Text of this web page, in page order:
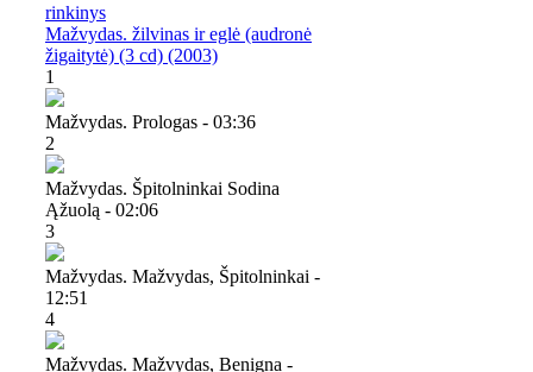
rinkinys
Mažvydas. žilvinas ir eglė (audronė
žigaitytė) (3 cd) (2003)
1
Mažvydas. Prologas - 03:36
2
Mažvydas. Špitolninkai Sodina
Ąžuolą - 02:06
3
Mažvydas. Mažvydas, Špitolninkai -
12:51
4
Mažvydas. Mažvydas, Benigna -